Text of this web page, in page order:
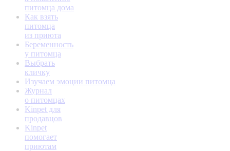
питомца дома
Как взять
питомца
из приюта
Беременность
у питомца
Выбрать
кличку
Изучаем эмоции питомца
Журнал
о питомцах
Kinpet для
продавцов
Kinpet
помогает
приютам